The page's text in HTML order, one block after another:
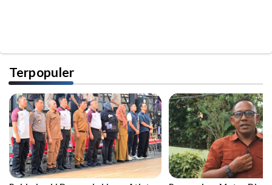
Terpopuler